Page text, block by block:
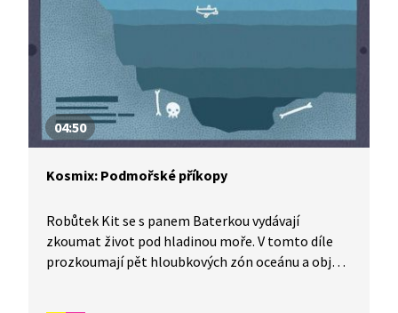
04:50
Kosmix: Podmořské příkopy
Robůtek Kit se s panem Baterkou vydávají
zkoumat život pod hladinou moře. V tomto díle
prozkoumají pět hloubkových zón oceánu a objeví